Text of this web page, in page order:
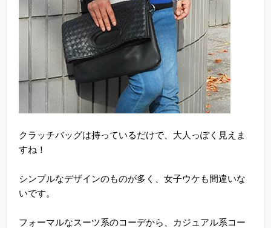
クラッチバッグは持っているだけで、大人っぽく見えま
すね！
シンプルなデザインのものが多く、女子ウケも間違いな
いです。
フォーマルなスーツ系のコーデから、カジュアル系コー